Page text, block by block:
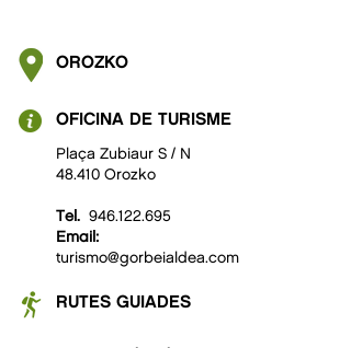
OROZKO
OFICINA DE TURISME
Plaça Zubiaur S / N
48.410 Orozko
Tel.
946.122.695
Email:
turismo@gorbeialdea.com
RUTES GUIADES